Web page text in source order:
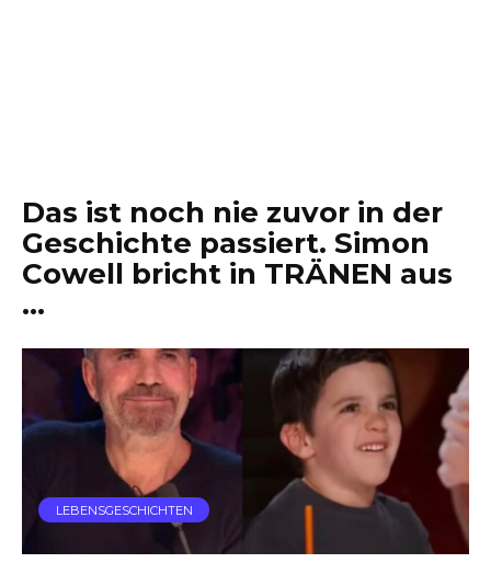
Das ist noch nie zuvor in der
Geschichte passiert. Simon
Cowell bricht in TRÄNEN aus
…
LEBENSGESCHICHTEN